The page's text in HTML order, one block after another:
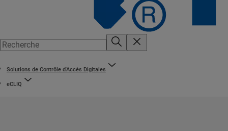
Solutions de Contrôle d'Accès Digitales
eCLIQ